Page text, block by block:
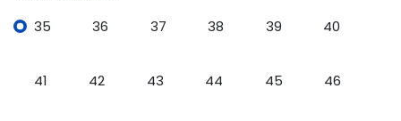
35 36 37 38 39 40
41 42 43 44 45 46